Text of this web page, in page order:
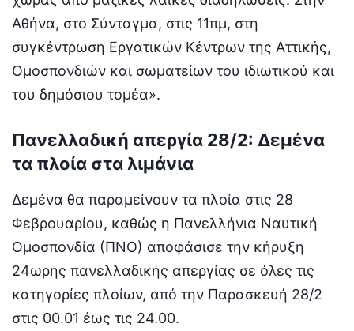
Αθήνα, στο Σύνταγμα, στις 11πμ, στη
συγκέντρωση Εργατικών Κέντρων της Αττικής,
Ομοσπονδιών και σωματείων του ιδιωτικού και
του δημόσιου τομέα».
Πανελλαδική απεργία 28/2: Δεμένα
τα πλοία στα λιμάνια
Δεμένα θα παραμείνουν τα πλοία στις 28
Φεβρουαρίου, καθώς η Πανελλήνια Ναυτική
Ομοσπονδία (ΠΝΟ) αποφάσισε την κήρυξη
24ωρης πανελλαδικής απεργίας σε όλες τις
κατηγορίες πλοίων, από την Παρασκευή 28/2
στις 00.01 έως τις 24.00.